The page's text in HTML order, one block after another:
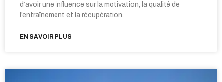
d’avoir une influence sur la motivation, la qualité de
l’entraînement et la récupération.
EN SAVOIR PLUS